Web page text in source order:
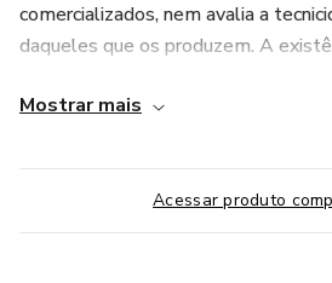
comercializados, nem avalia a
daqueles que os produzem. A
consideradas como garantia de
comprador declara estar ciente
termos e políticas da Hotmart
antes mesmo da conclusão da
Mostrar mais
Acessar produto